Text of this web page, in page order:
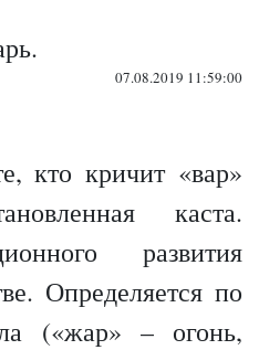
07.08.2019 11:59:00
кто кричит «вар»
каста.
развития
Определяется по
(«жар» – огонь,